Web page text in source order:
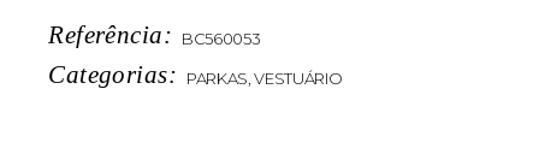
Referência: BC560053
Categorias: PARKAS ,VESTUÁRIO